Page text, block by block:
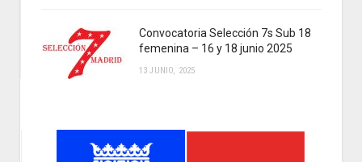
Convocatoria Selección 7s Sub 18
femenina – 16 y 18 junio 2025
13 JUNIO, 2025